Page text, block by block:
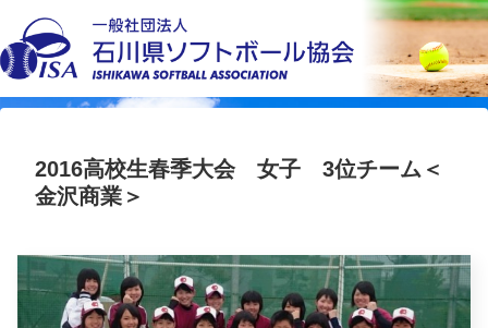
2016高校生春季大会 女子 3位チーム＜
金沢商業＞